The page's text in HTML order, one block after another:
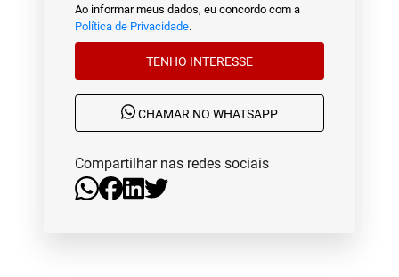
Ao informar meus dados, eu concordo com a
Política de Privacidade.
TENHO INTERESSE
CHAMAR NO WHATSAPP
Compartilhar nas redes sociais